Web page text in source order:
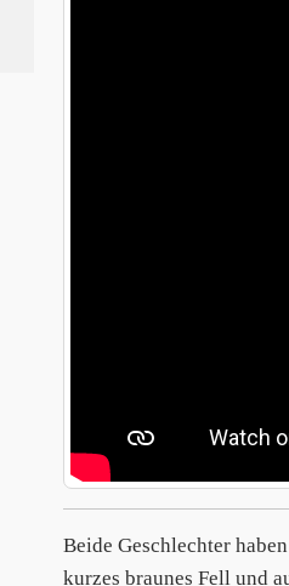
Beide Geschlechter
kurzes braunes Fell und